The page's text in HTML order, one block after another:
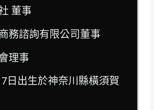
董事
務諮詢有限公司董事
理事
日出生於神奈川縣橫須賀